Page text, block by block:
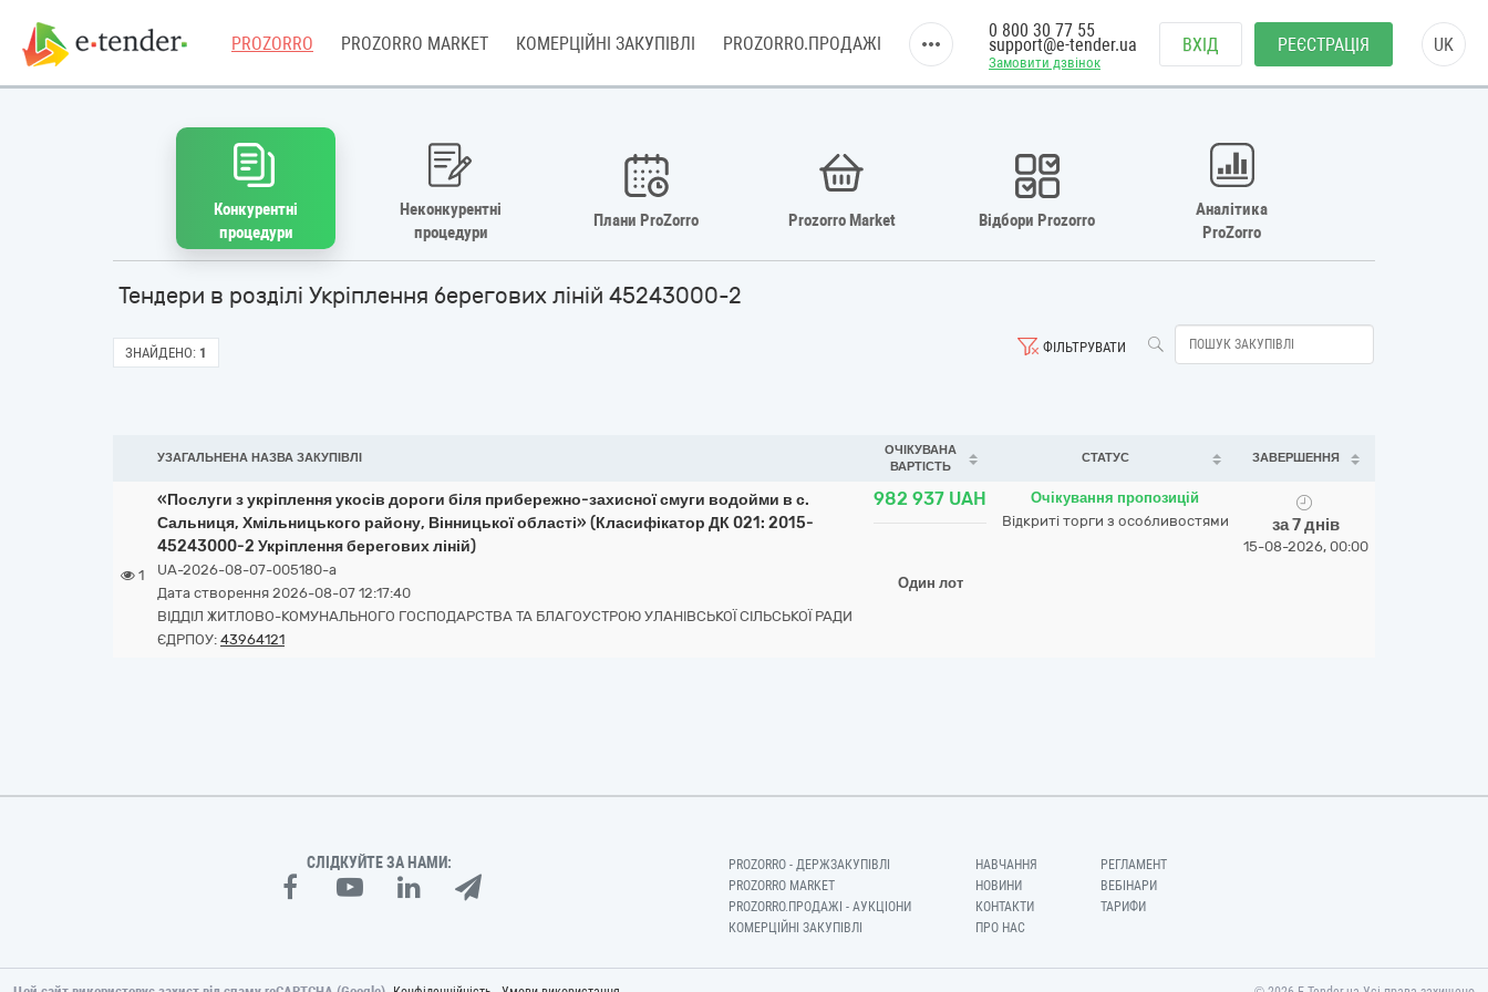
PROZORRO PROZORRO MARKET КОМЕРЦІЙНІ ЗАКУПІВЛІ PROZORRO.ПРОДАЖІ
Замовити дзвінок
0 800 30 77 55
support@e-tender.ua ВХІД РЕЄСТРАЦІЯ UK
Конкурентні
процедури
Неконкурентні
процедури
Плани ProZorro Prozorro Market Відбори Prozorro
Аналітика
ProZorro
Тендери в розділі Укріплення берегових ліній 45243000-2
ФІЛЬТРУВАТИ
ЗНАЙДЕНО: 1
УЗАГАЛЬНЕНА НАЗВА ЗАКУПІВЛІ
ОЧІКУВАНА
ВАРТІСТЬ
СТАТУС ЗАВЕРШЕННЯ
1
«Послуги з укріплення укосів дороги біля прибережно-захисної смуги водойми в с.
Сальниця, Хмільницького району, Вінницької області» (Класифікатор ДК 021: 2015-
45243000-2 Укріплення берегових ліній)
UA-2026-08-07-005180-a
Дата створення 2026-08-07 12:17:40
ВІДДІЛ ЖИТЛОВО-КОМУНАЛЬНОГО ГОСПОДАРСТВА ТА БЛАГОУСТРОЮ УЛАНІВСЬКОЇ СІЛЬСЬКОЇ РАДИ
ЄДРПОУ: 43964121
982 937 UAH
Один лот
Очікування пропозицій
Відкриті торги з особливостями
за 7 днів
15-08-2026, 00:00
СЛІДКУЙТЕ ЗА НАМИ:
PROZORRO - ДЕРЖЗАКУПІВЛІ
PROZORRO MARKET
PROZORRO.ПРОДАЖІ - АУКЦІОНИ
КОМЕРЦІЙНІ ЗАКУПІВЛІ
НАВЧАННЯ
НОВИНИ
КОНТАКТИ
ПРО НАС
РЕГЛАМЕНТ
ВЕБІНАРИ
ТАРИФИ